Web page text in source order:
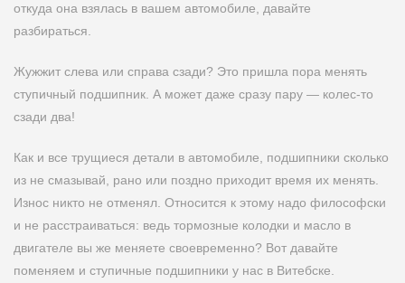
откуда она взялась в вашем автомобиле, давайте
разбираться.
Жужжит слева или справа сзади? Это пришла пора менять
ступичный подшипник. А может даже сразу пару — колес-то
сзади два!
Как и все трущиеся детали в автомобиле, подшипники сколько
из не смазывай, рано или поздно приходит время их менять.
Износ никто не отменял. Относится к этому надо философски
и не расстраиваться: ведь тормозные колодки и масло в
двигателе вы же меняете своевременно? Вот давайте
поменяем и ступичные подшипники у нас в Витебске.